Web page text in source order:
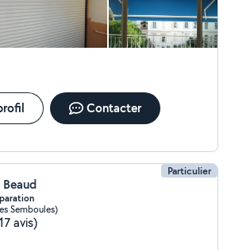
Contacter
Particulier
Semboules)
avis)